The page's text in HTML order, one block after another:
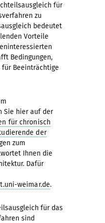
für
zu
bedeutet
Vorteile
Bedingungen,
Beeinträchtige
Sie hier auf der
für chronisch
der
zum
Ihnen die
Dafür
weimar.de.
für das
sind